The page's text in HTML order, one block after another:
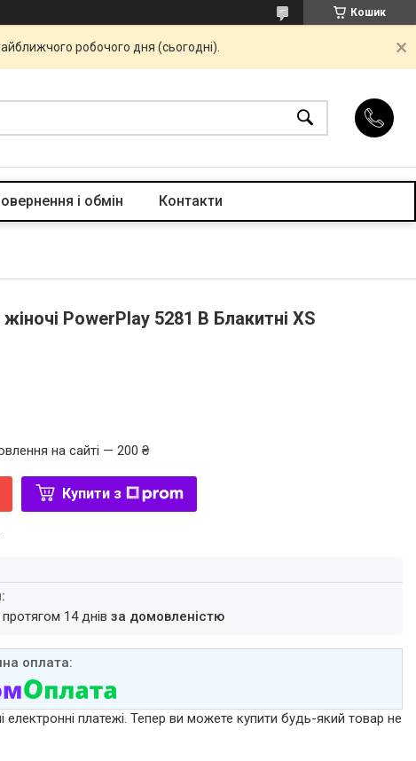
Кошик
робочого дня (сьогодні).
і обмін Контакти
PowerPlay 5281 B Блакитні XS
на сайті — 200 ₴
Купити з
протягом 14 днівза домовленістю
електронні платежі. Тепер ви можете купити будь-який товар не